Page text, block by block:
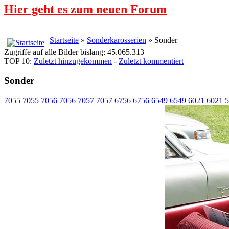
Hier geht es zum neuen Forum
Startseite » Sonderkarosserien » Sonder
Zugriffe auf alle Bilder bislang: 45.065.313
TOP 10: Zuletzt hinzugekommen - Zuletzt kommentiert
Sonder
7055 7055 7056 7056 7057 7057 6756 6756 6549 6549 6021 6021